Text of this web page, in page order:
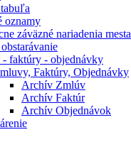
oznamy
záväzné nariadenia mesta
faktúry - objednávky
Faktúry, Objednávky
Archív Zmlúv
Archív Faktúr
Archív Objednávok